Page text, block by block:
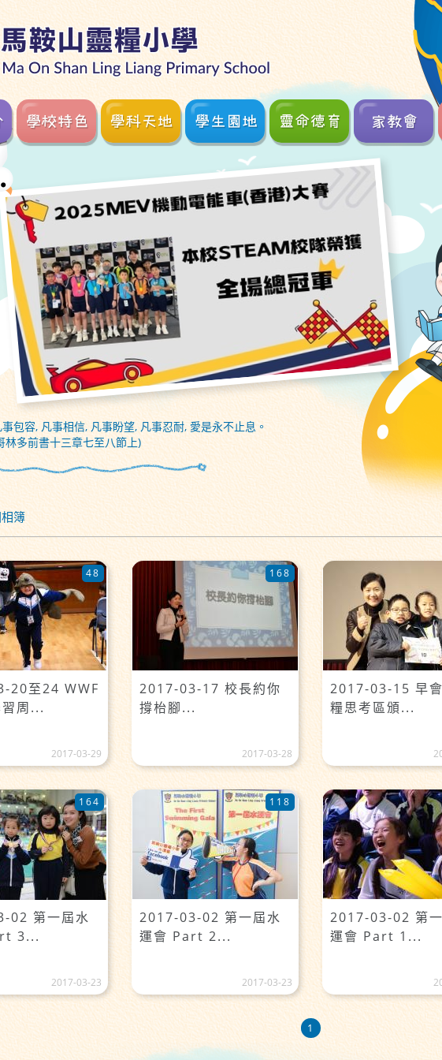
事包容, 凡事相信, 凡事盼望, 凡事忍耐, 愛是永不止息。
林多前書十三章七至八節上)
簿
20至24 WWF
周...
48
2017-03-29
2017-03-17 校長約你
撐枱腳...
168
2017-03-28
2017-03-15 早
糧思考區頒...
02 第一屆水
3...
164
2017-03-23
2017-03-02 第一屆水
運會 Part 2...
118
2017-03-23
2017-03-02 第
運會 Part 1...
1